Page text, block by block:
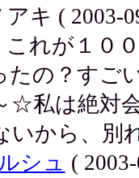
キ ( 2003-
これが１０
たの？すご
☆私は絶対
いから、別
シュ (